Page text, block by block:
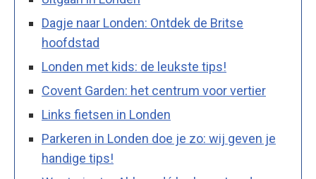
Dagje naar Londen: Ontdek de Britse
hoofdstad
Londen met kids: de leukste tips!
Covent Garden: het centrum voor vertier
Links fietsen in Londen
Parkeren in Londen doe je zo: wij geven je
handige tips!